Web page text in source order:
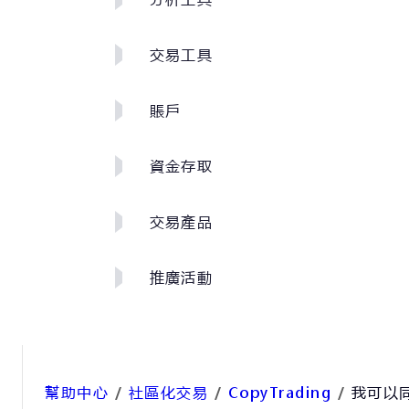
交易工具
賬戶
資金存取
交易產品
推廣活動
幫助中心 / 社區化交易 / CopyTrading / 我可以